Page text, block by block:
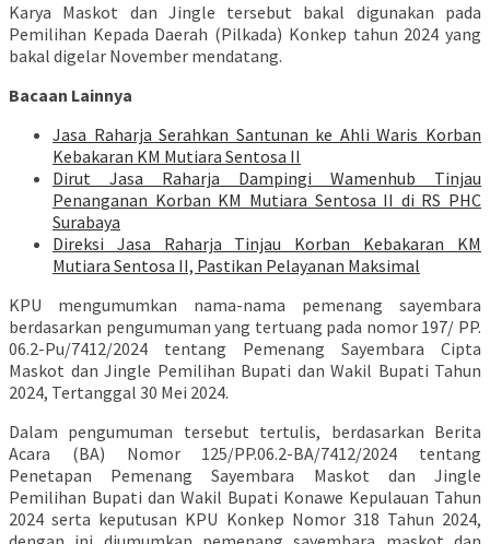
Karya Maskot dan Jingle tersebut bakal digunakan pada
Pemilihan Kepada Daerah (Pilkada) Konkep tahun 2024 yang
bakal digelar November mendatang.
Bacaan Lainnya
Jasa Raharja Serahkan Santunan ke Ahli Waris Korban
Kebakaran KM Mutiara Sentosa II
Dirut Jasa Raharja Dampingi Wamenhub Tinjau
Penanganan Korban KM Mutiara Sentosa II di RS PHC
Surabaya
Direksi Jasa Raharja Tinjau Korban Kebakaran KM
Mutiara Sentosa II, Pastikan Pelayanan Maksimal
KPU mengumumkan nama-nama pemenang sayembara
berdasarkan pengumuman yang tertuang pada nomor 197/ PP.
06.2-Pu/7412/2024 tentang Pemenang Sayembara Cipta
Maskot dan Jingle Pemilihan Bupati dan Wakil Bupati Tahun
2024, Tertanggal 30 Mei 2024.
Dalam pengumuman tersebut tertulis, berdasarkan Berita
Acara (BA) Nomor 125/PP.06.2-BA/7412/2024 tentang
Penetapan Pemenang Sayembara Maskot dan Jingle
Pemilihan Bupati dan Wakil Bupati Konawe Kepulauan Tahun
2024 serta keputusan KPU Konkep Nomor 318 Tahun 2024,